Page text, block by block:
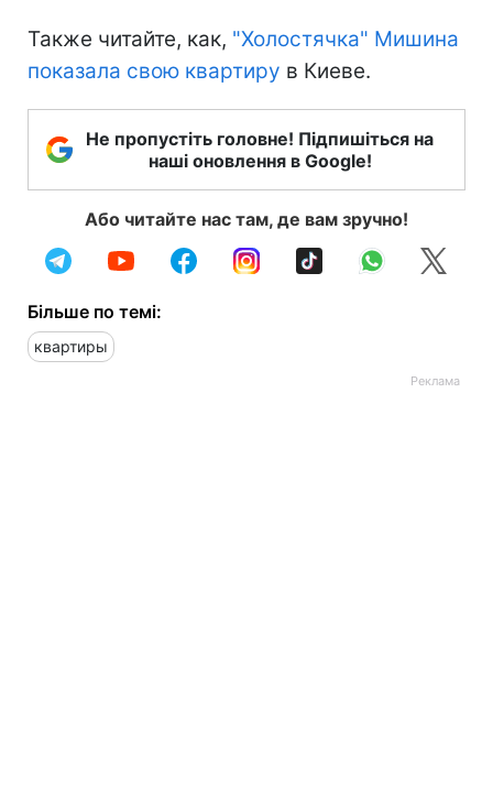
Также читайте, как, "Холостячка" Мишина
показала свою квартиру в Киеве.
Не пропустіть головне! Підпишіться на
наші оновлення в Google!
Або читайте нас там, де вам зручно!
Більше по темі:
квартиры